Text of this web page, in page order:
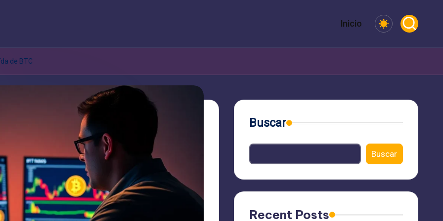
Inicio
de BTC
Buscar
Buscar
Recent Posts